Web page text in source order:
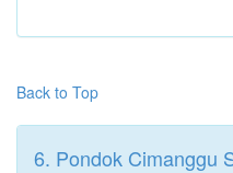
Back to Top
6. Pondok Cimanggu